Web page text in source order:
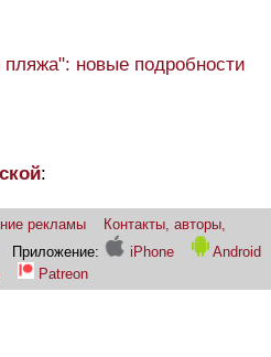
новые подробности
:
рекламы
Контакты, авторы,
Приложение: iPhone
Android
Patreon